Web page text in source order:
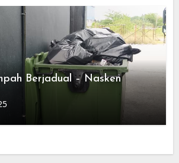
Berjadual – Nasken